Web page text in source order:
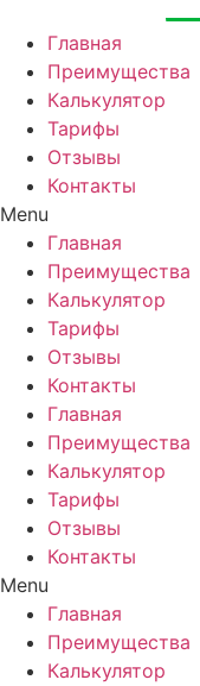
содержимому
Главная
Преимущества
Калькулятор
Тарифы
Отзывы
Контакты
Menu
Главная
Преимущества
Калькулятор
Тарифы
Отзывы
Контакты
Главная
Преимущества
Калькулятор
Тарифы
Отзывы
Контакты
Menu
Главная
Преимущества
Калькулятор